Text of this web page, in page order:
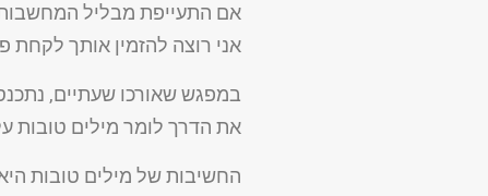
אם התעייפת מבליל
אני רוצה להזמין אותך לקחת
במפגש שאורכו שעתיים,
את הדרך לומר מילים טובות
החשיבות של מילים טובות